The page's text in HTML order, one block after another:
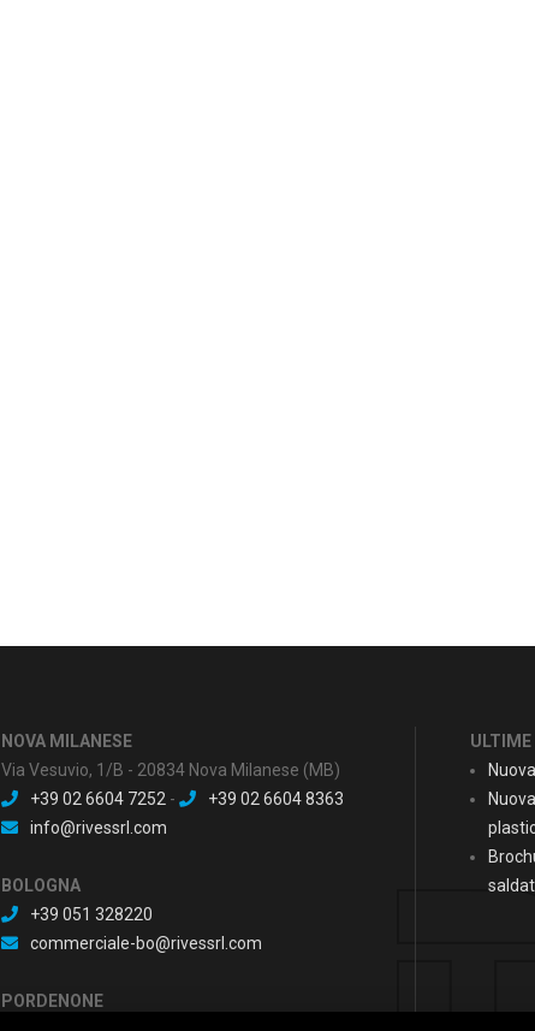
NOVA MILANESE
Via Vesuvio, 1/B - 20834 Nova Milanese (MB)
+39 02 6604 7252 -
+39 02 6604 8363
info@rivessrl.com
BOLOGNA
+39 051 328220
commerciale-bo@rivessrl.com
PORDENONE
ULTIME